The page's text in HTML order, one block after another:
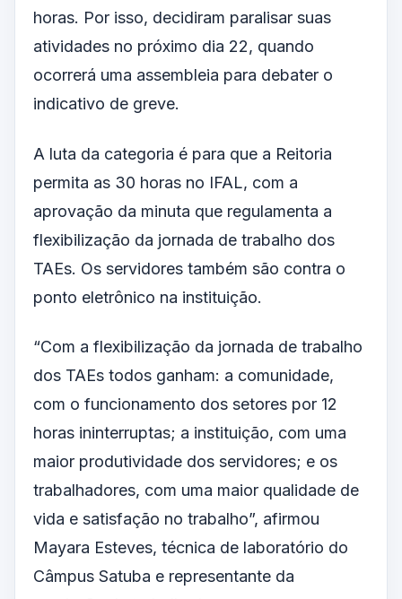
horas. Por isso, decidiram paralisar suas
atividades no próximo dia 22, quando
ocorrerá uma assembleia para debater o
indicativo de greve.
A luta da categoria é para que a Reitoria
permita as 30 horas no IFAL, com a
aprovação da minuta que regulamenta a
flexibilização da jornada de trabalho dos
TAEs. Os servidores também são contra o
ponto eletrônico na instituição.
“Com a flexibilização da jornada de trabalho
dos TAEs todos ganham: a comunidade,
com o funcionamento dos setores por 12
horas ininterruptas; a instituição, com uma
maior produtividade dos servidores; e os
trabalhadores, com uma maior qualidade de
vida e satisfação no trabalho”, afirmou
Mayara Esteves, técnica de laboratório do
Câmpus Satuba e representante da